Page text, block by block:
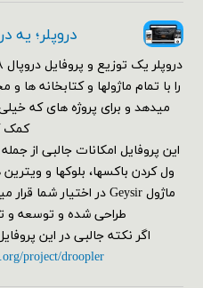
دروپلر؛ یه
را با تمام ماژولها و کتابخانه ها و
میدهد و برای پروژه های که
کمک
ول کردن باکسها، بلوکها و
طراحی شده و توسعه و
اگر نکته جالبی در این
project/droopler